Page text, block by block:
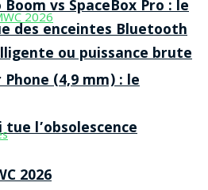
(4,9 mm) : le
l’obsolescence
2026
vs SpaceBox Pro : le
des enceintes Bluetooth
ou puissance brute